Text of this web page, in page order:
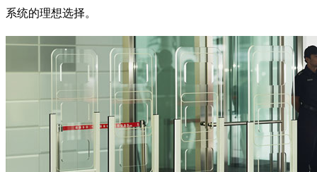
系统的理想选择。